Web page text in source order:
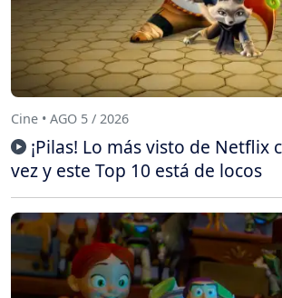
Cine • AGO 5 / 2026
¡Pilas! Lo más visto de Netflix
vez y este Top 10 está de locos